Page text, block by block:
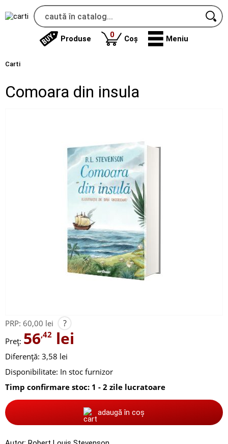
Produse 0produse
Coș Meniu
Carti
Comoara din insula
PRP: 60,00 lei ?
Preț: 56,42 lei
Diferență: 3,58 lei
Disponibilitate: In stoc furnizor
Timp confirmare stoc: 1 - 2 zile lucratoare
adaugă în coș